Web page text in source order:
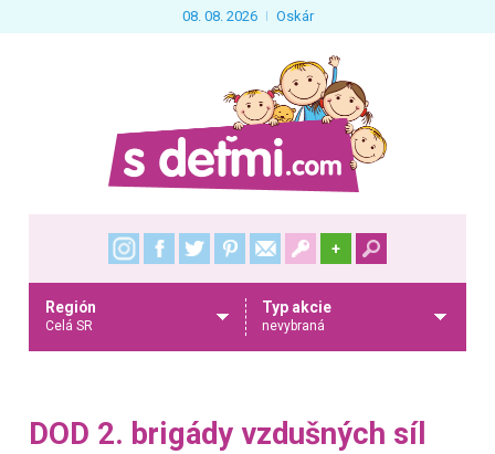
08. 08. 2026 Oskár
+
Región
Celá SR
Typ akcie
nevybraná
DOD 2. brigády vzdušných síl